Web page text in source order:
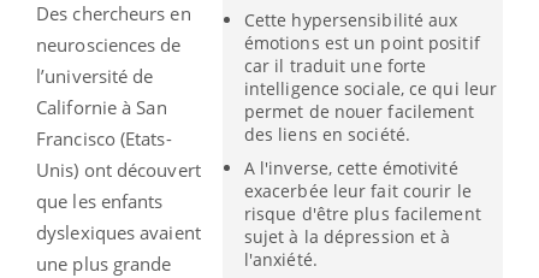
Cette hypersensibilité aux
émotions est un point positif
car il traduit une forte
intelligence sociale, ce qui leur
permet de nouer facilement
des liens en société.
A l'inverse, cette émotivité
exacerbée leur fait courir le
risque d'être plus facilement
sujet à la dépression et à
l'anxiété.
Des chercheurs en
neurosciences de
l’université de
Californie à San
Francisco (Etats-
Unis) ont découvert
que les enfants
dyslexiques avaient
une plus grande